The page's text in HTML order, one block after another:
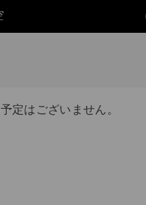
定はございません。